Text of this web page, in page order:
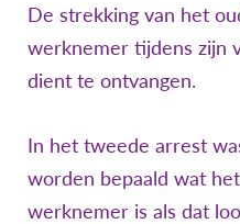
De strekking van het
werknemer tijdens zijn
dient te ontvangen.
In het tweede arrest
worden bepaald wat
werknemer is als dat